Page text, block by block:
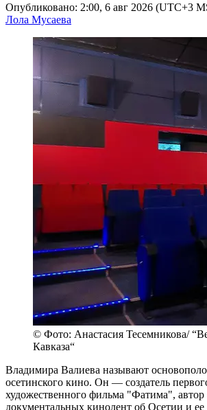
Опубликовано: 2:00, 6 авг 2026 (UTC+3
Лола Мусаева
© Фото: Анастасия Тесемникова/
Кавказа“
Владимира Валиева называют
осетинского кино. Он — создатель
художественного фильма "Фатима",
документальных кинолент об Осетии и